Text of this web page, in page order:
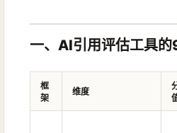
一、AI引用评估工具
框
架
维度